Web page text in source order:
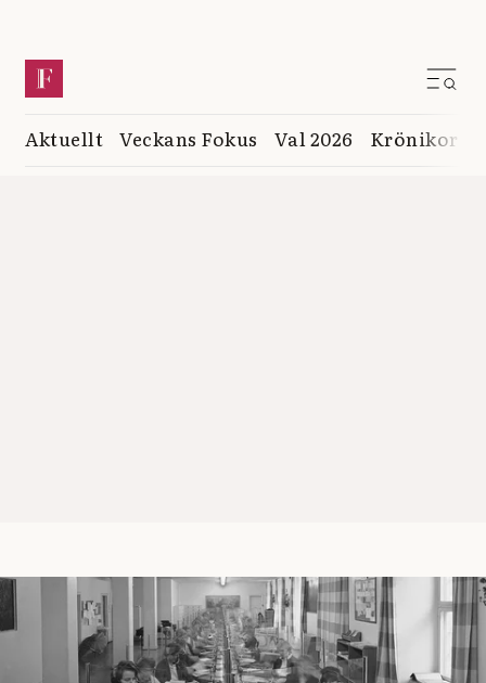
Aktuellt Veckans Fokus Val 2026 Krönikor